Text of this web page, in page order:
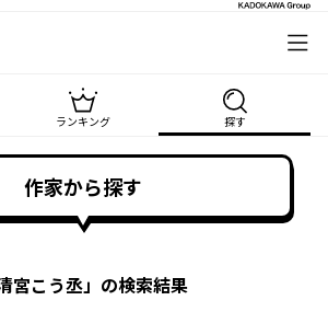
コミ
ランキング 探す
作家から探す
宮こう丞」の検索結果